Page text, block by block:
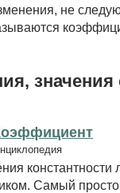
не
значения
константности
Самый